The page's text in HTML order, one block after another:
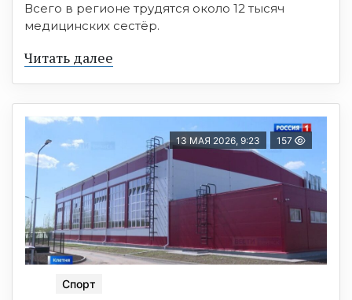
Всего в регионе трудятся около 12 тысяч
медицинских сестёр.
Читать далее
13 МАЯ 2026, 9:23 157
Спорт